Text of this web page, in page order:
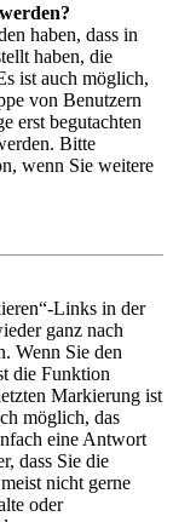
haben, dass in
haben, die
ist auch möglich,
von Benutzern
erst begutachten
Bitte
wenn Sie weitere
Links in der
ganz nach
Wenn Sie den
die Funktion
Markierung ist
möglich, das
eine Antwort
dass Sie die
nicht gerne
oder